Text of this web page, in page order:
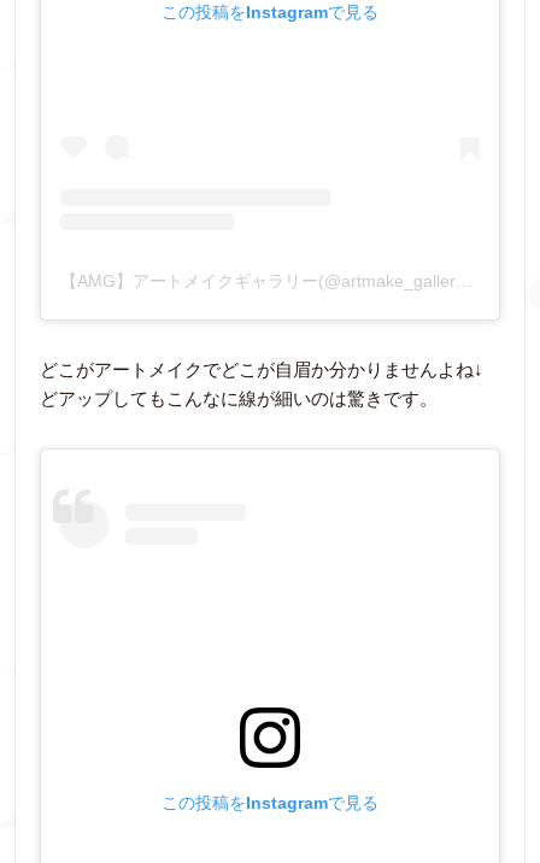
この投稿をInstagramで見る
どこがアートメイクでどこが自眉か分かりませんよね↓
どアップしてもこんなに線が細いのは驚きです。
この投稿をInstagramで見る